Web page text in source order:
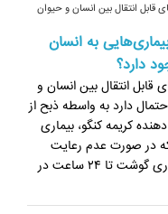
قابل انتقال بین انسان و حیوان
به انسان
دارد؟
قابل انتقال بین انسان و
دارد به واسطه ذبح از
کریمه کنگو، بیماری
در صورت عدم رعایت
مسائل حفاظت فردی هنگام ذبح و عدم نگهداری گوشت تا ۲۴ ساعت در